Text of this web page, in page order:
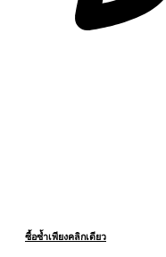
ซื้อซ้ำเพียงคลิกเดียว